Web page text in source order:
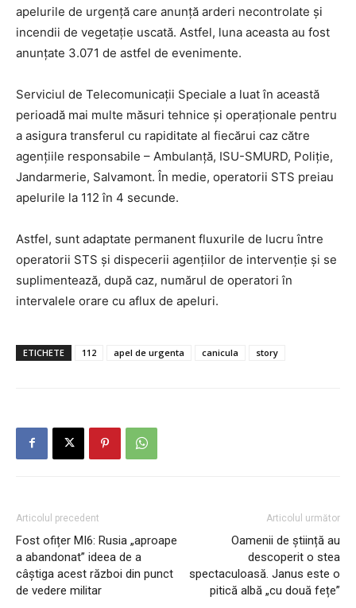
apelurile de urgenţă care anunţă arderi necontrolate şi
incendii de vegetaţie uscată. Astfel, luna aceasta au fost
anunţate 3.071 de astfel de evenimente.
Serviciul de Telecomunicaţii Speciale a luat în această
perioadă mai multe măsuri tehnice şi operaţionale pentru
a asigura transferul cu rapiditate al fiecărui caz către
agenţiile responsabile – Ambulanţă, ISU-SMURD, Poliţie,
Jandarmerie, Salvamont. În medie, operatorii STS preiau
apelurile la 112 în 4 secunde.
Astfel, sunt adaptate permanent fluxurile de lucru între
operatorii STS şi dispecerii agenţiilor de intervenţie şi se
suplimentează, după caz, numărul de operatori în
intervalele orare cu aflux de apeluri.
ETICHETE 112 apel de urgenta canicula story
Articolul precedent
Fost ofițer MI6: Rusia „aproape
a abandonat” ideea de a
câștiga acest război din punct
de vedere militar
Articolul următor
Oamenii de știință au
descoperit o stea
spectaculoasă. Janus este o
pitică albă „cu două fețe”